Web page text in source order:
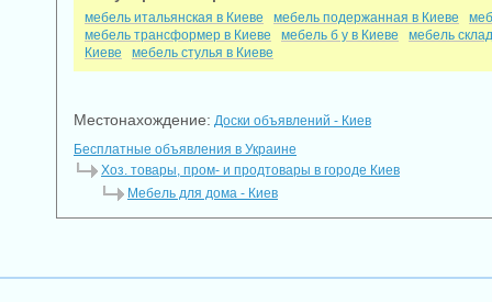
мебель итальянская в Киеве мебель подержанная в Киеве
мебель трансформер в Киеве
мебель б у в Киеве
мебель
Киеве
мебель стулья в Киеве
Местонахождение: Доски объявлений - Киев
Бесплатные объявления в Украине
Хоз. товары, пром- и продтовары в городе Киев
Мебель для дома - Киев